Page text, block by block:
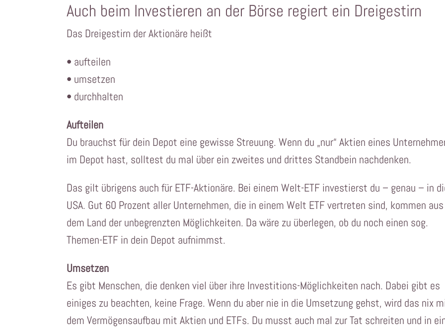
Auch beim Investieren an der Börse regiert ein Dreigestirn
Das Dreigestirn der Aktionäre heißt
• aufteilen
• umsetzen
• durchhalten
Aufteilen
Du brauchst für dein Depot eine gewisse Streuung. Wenn du „nur“ Aktien eines
im Depot hast, solltest du mal über ein zweites und drittes Standbein nachdenken.
Das gilt übrigens auch für ETF-Aktionäre. Bei einem Welt-ETF investierst du – genau – in
USA. Gut 60 Prozent aller Unternehmen, die in einem Welt ETF vertreten sind, kommen aus
dem Land der unbegrenzten Möglichkeiten. Da wäre zu überlegen, ob du noch einen sog.
Themen-ETF in dein Depot aufnimmst.
Umsetzen
Es gibt Menschen, die denken viel über ihre Investitions-Möglichkeiten nach. Dabei gibt es
einiges zu beachten, keine Frage. Wenn du aber nie in die Umsetzung gehst, wird das nix
dem Vermögensaufbau mit Aktien und ETFs. Du musst auch mal zur Tat schreiten und in